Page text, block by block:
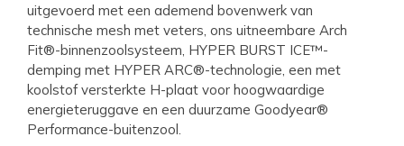
uitgevoerd met een ademend bovenwerk van
technische mesh met veters, ons uitneembare Arch
Fit®-binnenzoolsysteem, HYPER BURST ICE™-
demping met HYPER ARC®-technologie, een met
koolstof versterkte H-plaat voor hoogwaardige
energieteruggave en een duurzame Goodyear®
Performance-buitenzool.